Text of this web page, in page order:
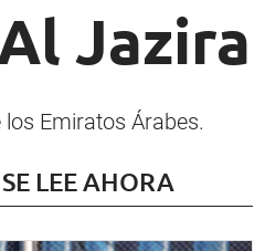
Jazira
Emiratos Árabes.
LEE AHORA